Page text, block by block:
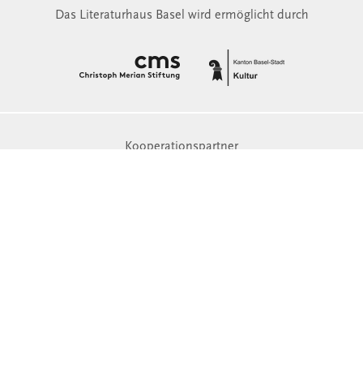
Das Literaturhaus Basel wird ermöglicht durch
Kooperationspartner